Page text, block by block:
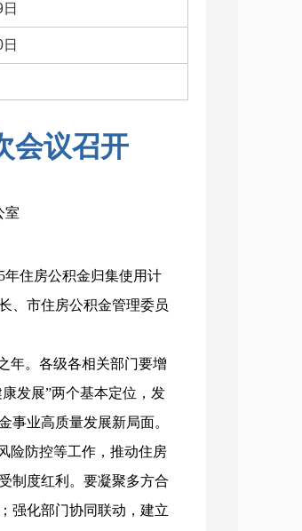
会议召开
室
年住房公积金归集使用计
、市住房公积金管理委员
年。各级各相关部门要增
发展”两个基本定位，发
事业高质量发展新局面。
险防控等工作，推动住房
制度红利。要凝聚多方合
强化部门协同联动，建立